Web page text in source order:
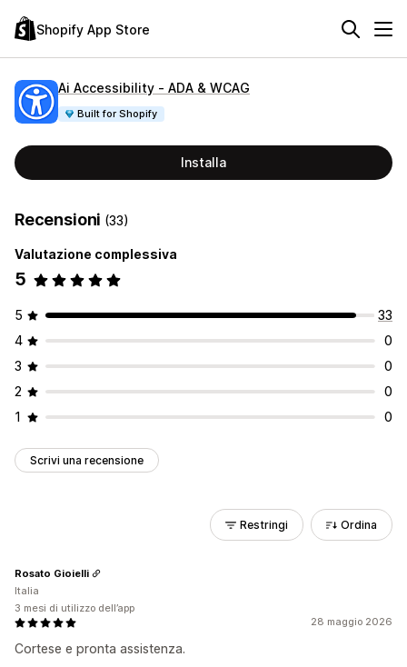
Shopify App Store
Ai Accessibility ‑ ADA & WCAG
Built for Shopify
Installa
Recensioni (33)
Valutazione complessiva
5
5
33
4
0
3
0
2
0
1
0
Scrivi una recensione
Restringi Ordina
28 maggio 2026
Cortese e pronta assistenza.
Rosato Gioielli
Italia
3 mesi di utilizzo dell’app